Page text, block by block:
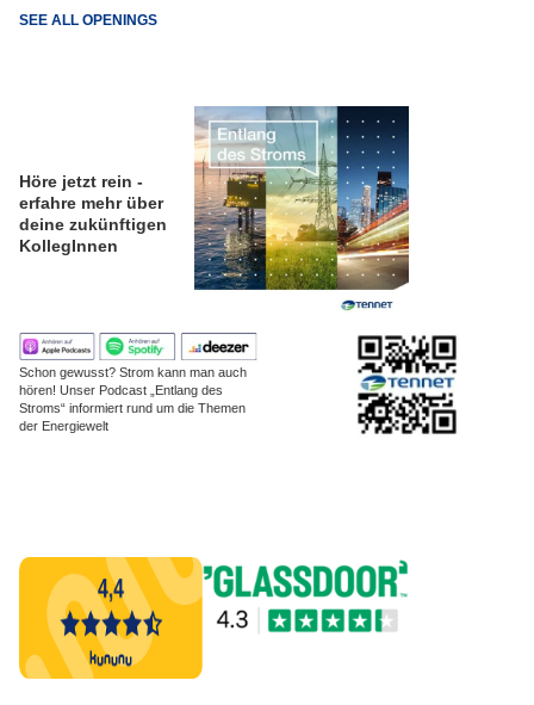
SEE ALL OPENINGS
Höre jetzt rein -
erfahre mehr über
deine zukünftigen
KollegInnen
Schon gewusst? Strom kann man auch
hören! Unser Podcast „Entlang des
Stroms“ informiert rund um die Themen
der Energiewelt